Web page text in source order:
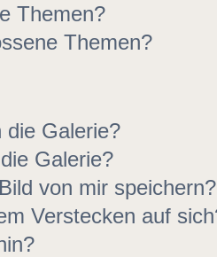
Themen?
Themen?
die Galerie?
Galerie?
von mir speichern?
Verstecken auf